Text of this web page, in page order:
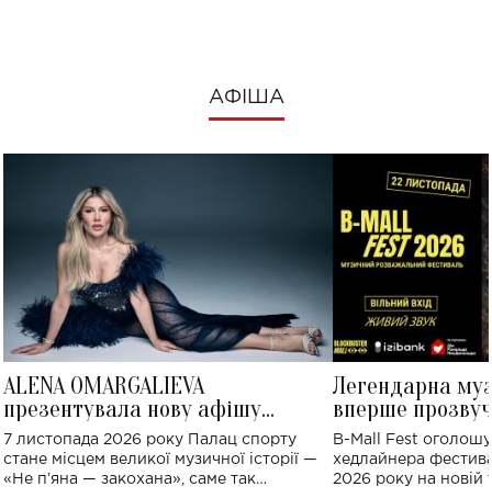
АФІША
ALENA OMARGALIEVA
презентувала нову афішу
великого концерту в Палаці
спорту
7 листопада 2026 року Палац спорту
стане місцем великої музичної історії —
«Не пʼяна — закохана», саме так
Легендарна
вперше
Україні: де
B-Mall Fest
хедлайнера
2026 року на новій